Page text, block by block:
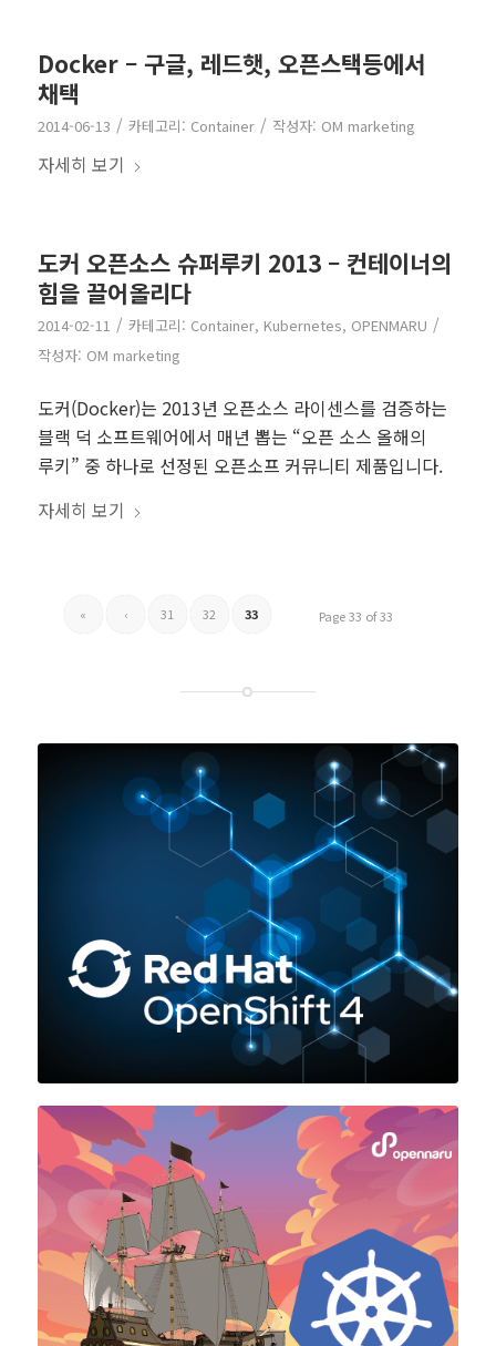
Docker – 구글, 레드햇, 오픈스택등에서
채택
2014-06-13 / 카테고리: Container / 작성자: OM marketing
자세히 보기
도커 오픈소스 슈퍼루키 2013 – 컨테이너의
힘을 끌어올리다
2014-02-11 / 카테고리: Container, Kubernetes, OPENMARU /
작성자: OM marketing
도커(Docker)는 2013년 오픈소스 라이센스를 검증하는
블랙 덕 소프트웨어에서 매년 뽑는 “오픈 소스 올해의
루키” 중 하나로 선정된 오픈소프 커뮤니티 제품입니다.
자세히 보기
Page 33 of 33
« ‹ 31 32 33